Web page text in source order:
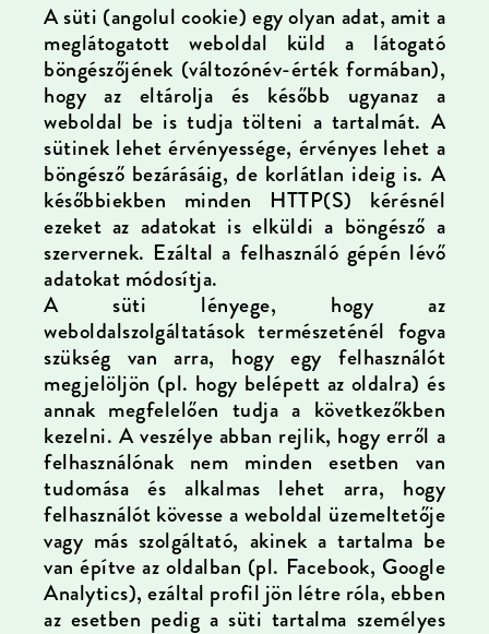
A süti (angolul cookie) egy olyan adat, amit a
meglátogatott weboldal küld a látogató
böngészőjének (változónév-érték formában),
hogy az eltárolja és később ugyanaz a
weboldal be is tudja tölteni a tartalmát. A
sütinek lehet érvényessége, érvényes lehet a
böngésző bezárásáig, de korlátlan ideig is. A
későbbiekben minden HTTP(S) kérésnél
ezeket az adatokat is elküldi a böngésző a
szervernek. Ezáltal a felhasználó gépén lévő
adatokat módosítja.
A süti lényege, hogy az
weboldalszolgáltatások természeténél fogva
szükség van arra, hogy egy felhasználót
megjelöljön (pl. hogy belépett az oldalra) és
annak megfelelően tudja a következőkben
kezelni. A veszélye abban rejlik, hogy erről a
felhasználónak nem minden esetben van
tudomása és alkalmas lehet arra, hogy
felhasználót kövesse a weboldal üzemeltetője
vagy más szolgáltató, akinek a tartalma be
van építve az oldalban (pl. Facebook, Google
Analytics), ezáltal profil jön létre róla, ebben
az esetben pedig a süti tartalma személyes